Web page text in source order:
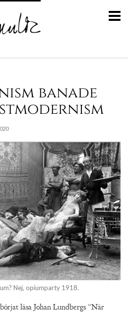
banade
Nej, opiumparty 1918.
läsa Johan Lundbergs ”När